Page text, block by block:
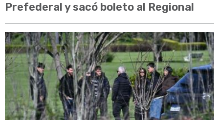
Prefederal y sacó boleto al Regional